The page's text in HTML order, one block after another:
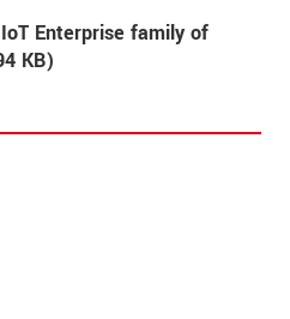
Enterprise family of
KB)